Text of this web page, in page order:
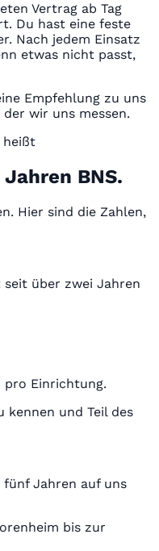
Vertrag ab Tag
Du hast eine feste
Nach jedem Einsatz
etwas nicht passt,
Empfehlung zu uns
wir uns messen.
heißt
BNS.
Hier sind die Zahlen,
über zwei Jahren
Einrichtung.
kennen und Teil des
fünf Jahren auf uns
bis zur